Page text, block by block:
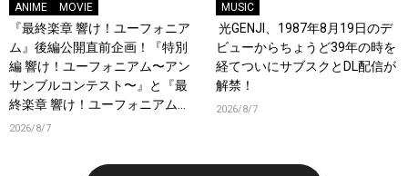
ANIME MOVIE
『最終楽章 響け！ユーフォニア
ム』後編公開直前企画！『特別
編 響け！ユーフォニアム〜アン
サンブルコンテスト〜』と『最
終楽章 響け！ユーフォニアム』
前編の一挙上映が決定！
2026/8/7
MUSIC
光GENJI、1987年8月19日のデ
ビューからちょうど39年の時を
経てついにサブスクとDL配信が
解禁！
2026/8/7